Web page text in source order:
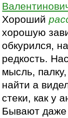
Хороший
хорошую
обкурился,
редкость.
мысль,
найти а
стеки, как у
Бывают даже